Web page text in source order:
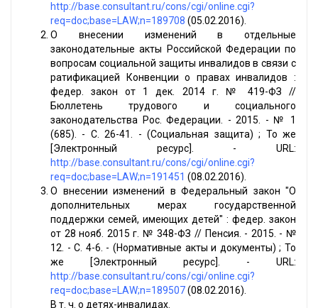
http://base.consultant.ru/cons/cgi/online.cgi?
req=doc;base=LAW;n=189708 (05.02.2016).
О внесении изменений в отдельные
законодательные акты Российской Федерации по
вопросам социальной защиты инвалидов в связи с
ратификацией Конвенции о правах инвалидов :
федер. закон от 1 дек. 2014 г. № 419-ФЗ //
Бюллетень трудового и социального
законодательства Рос. Федерации. - 2015. - № 1
(685). - С. 26-41. - (Социальная защита) ; То же
[Электронный ресурс]. - URL:
http://base.consultant.ru/cons/cgi/online.cgi?
req=doc;base=LAW;n=191451 (08.02.2016).
О внесении изменений в Федеральный закон "О
дополнительных мерах государственной
поддержки семей, имеющих детей" : федер. закон
от 28 нояб. 2015 г. № 348-ФЗ // Пенсия. - 2015. - №
12. - С. 4-6. - (Нормативные акты и документы) ; То
же [Электронный ресурс]. - URL:
http://base.consultant.ru/cons/cgi/online.cgi?
req=doc;base=LAW;n=189507(08.02.2016).
В т. ч. о детях-инвалидах.